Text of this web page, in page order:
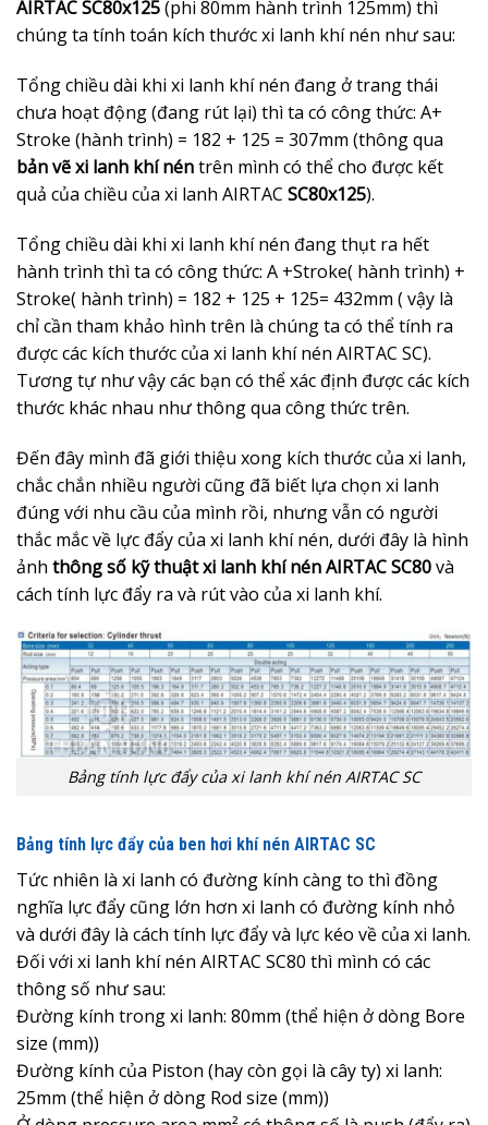
AIRTAC SC80x125(phi 80mm hành trình 125mm) thì
chúng ta tính toán kích thước xi lanh khí nén như sau:
Tổng chiều dài khi xi lanh khí nén đang ở trang thái
chưa hoạt động (đang rút lại) thì ta có công thức: A+
Stroke (hành trình) = 182 + 125 = 307mm (thông qua
bảnvẽ xi lanh khí néntrên mình có thể cho được kết
quả của chiều của xi lanh AIRTAC SC80x125).
Tổng chiều dài khi xi lanh khí nén đang thụt ra hết
hành trình thì ta có công thức: A +Stroke( hành trình) +
Stroke( hành trình) = 182 + 125 + 125= 432mm ( vậy là
chỉ cần tham khảo hình trên là chúng ta có thể tính ra
được các kích thước của xi lanh khí nén AIRTAC SC).
Tương tự như vậy các bạn có thể xác định được các kích
thước khác nhau như thông qua công thức trên.
Đến đây mình đã giới thiệu xong kích thước của xi lanh,
chắc chắn nhiều người cũng đã biết lựa chọn xi lanh
đúng với nhu cầu của mình rồi, nhưng vẫn có người
thắc mắc về lực đẩy của xi lanh khí nén, dưới đây là hình
ảnh thông số kỹ thuật xi lanh khí nén AIRTAC SC80và
cách tính lực đẩy ra và rút vào của xi lanh khí.
Bảng tính lực đẩy của xi lanh khí nén AIRTAC SC
Bảng tính lực đẩy của ben hơi khí nén AIRTAC SC
Tức nhiên là xi lanh có đường kính càng to thì đồng
nghĩa lực đẩy cũng lớn hơn xi lanh có đường kính nhỏ
và dưới đây là cách tính lực đẩy và lực kéo về của xi lanh.
Đối với xi lanh khí nén AIRTAC SC80 thì mình có các
thông số như sau:
Đường kính trong xi lanh: 80mm (thể hiện ở dòng Bore
size (mm))
Đường kính của Piston (hay còn gọi là cây ty) xi lanh:
25mm (thể hiện ở dòng Rod size (mm))